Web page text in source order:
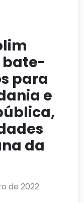
bate-
para
e
da
de 2022